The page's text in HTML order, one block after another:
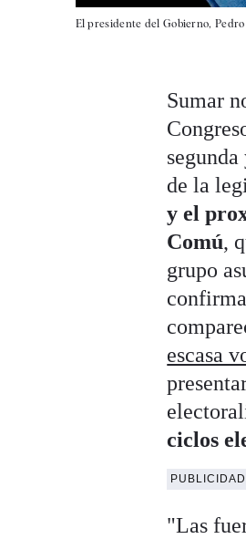
El presidente del Gobierno,
Sumar
de la
y el
Comú,
grupo
escasa
ciclos
PUBLICIDAD
"Las